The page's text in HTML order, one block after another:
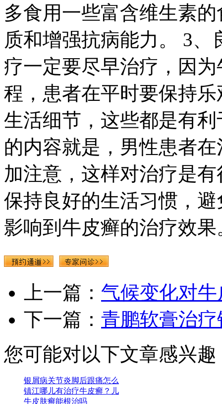
多食用一些富含维生素
质和增强抗病能力。 3
疗一定要尽早治疗，因
程，患者在平时要保持
生活细节，这些都是有
的内容就是，男性患者
加注意，这样对治疗是
保持良好的生活习惯，
影响到牛皮癣的治疗效果
上一篇： 气候变化对
下一篇： 青鹏软膏治
您可能对以下文章感兴趣
银屑病关节炎脚后跟痛怎么
镇江哪儿有治疗牛皮癣？儿
牛皮肤癣能根治吗